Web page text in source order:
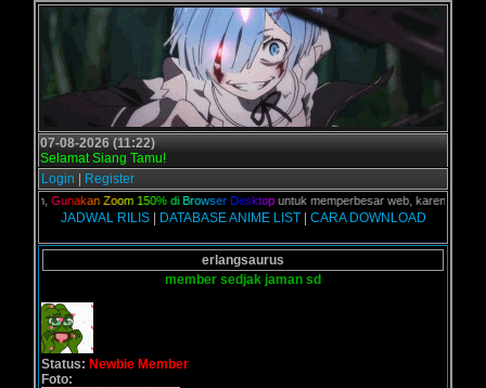
07-08-2026 (11:22)
Selamat Siang Tamu!
Login
Register
G unakan Zoom 150% di Br owser Desktopuntuk memperbesar web, karena aslinya
JADWAL RILIS| DATABASE ANIME LIST| CARA DOWNLOAD
erlangsaurus
member sedjak jaman sd
Status: Newbie Member
Foto: